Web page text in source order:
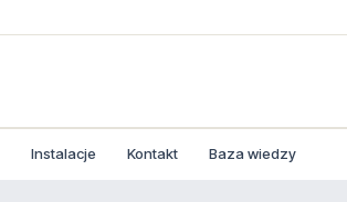
Instalacje Kontakt Baza wiedzy